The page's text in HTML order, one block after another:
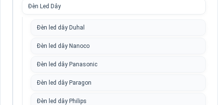
Đèn Led Dây
Đèn led dây Duhal
Đèn led dây Nanoco
Đèn led dây Panasonic
Đèn led dây Paragon
Đèn led dây Philips